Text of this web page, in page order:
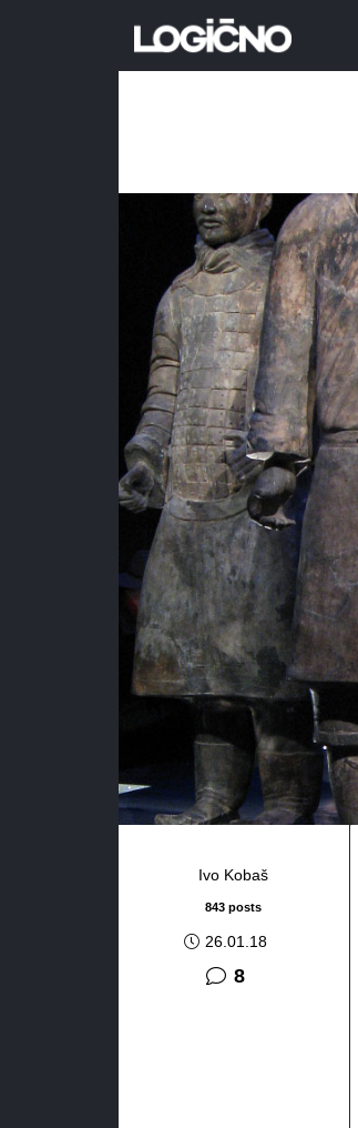
Ivo Kobaš
843 posts
26.01.18
8komentara